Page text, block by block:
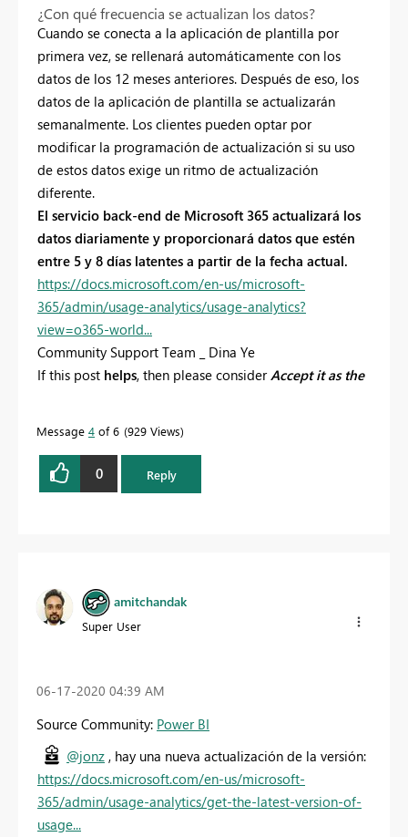
¿Con qué frecuencia se actualizan los datos?
Cuando se conecta a la aplicación de plantilla por
primera vez, se rellenará automáticamente con los
datos de los 12 meses anteriores. Después de eso, los
datos de la aplicación de plantilla se actualizarán
semanalmente. Los clientes pueden optar por
modificar la programación de actualización si su uso
de estos datos exige un ritmo de actualización
diferente.
El servicio back-end de Microsoft 365 actualizará los
datos diariamente y proporcionará datos que estén
entre 5 y 8 días latentes a partir de la fecha actual.
https://docs.microsoft.com/en-us/microsoft-
365/admin/usage-analytics/usage-analytics?
view=o365-world...
Community Support Team _ Dina Ye
If this post helps, then please consider Accept it as the
Message 4 of 6 929 Views
0 Reply
amitchandak
Super User
‎06-17-2020 04:39 AM
Source Community: Power BI
@jonz , hay una nueva actualización de la versión:
https://docs.microsoft.com/en-us/microsoft-
365/admin/usage-analytics/get-the-latest-version-of-
usage...